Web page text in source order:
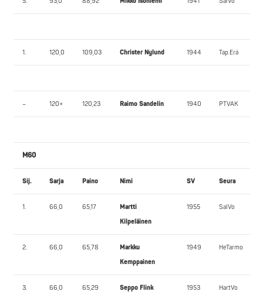
1. 120,0 109,03 Christer Nylund 1944 Tap.Erä
– 120+ 120,23 Raimo Sandelin 1940 PTVAK
M60
Sij. Sarja Paino Nimi SV Seura
1. 66,0 65,17
Martti
Kilpeläinen
1955 SalVo
2. 66,0 65,78
Markku
Kemppainen
1949 HeTarmo
3. 66,0 65,29 Seppo Flink 1953 HartVo